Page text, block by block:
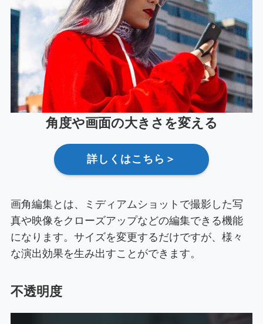
角度や画面の大きさを変える
詳しくはこちら＞
画角編集とは、ミディアムショットで撮影した写
真や映像をクローズアップなどの編集できる機能
になります。サイズを変更するだけですが、様々
な演出効果を生み出すことができます。
不透明度